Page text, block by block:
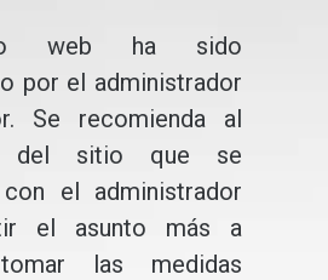
web ha sido
por el administrador
Se recomienda al
del sitio que se
el administrador
el asunto más a
las medidas